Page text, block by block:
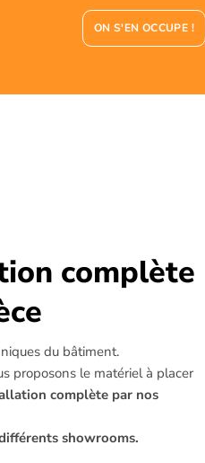
ON S'EN OCCUPE !
complète
du bâtiment.
proposons le matériel à placer
complète par nos
showrooms.